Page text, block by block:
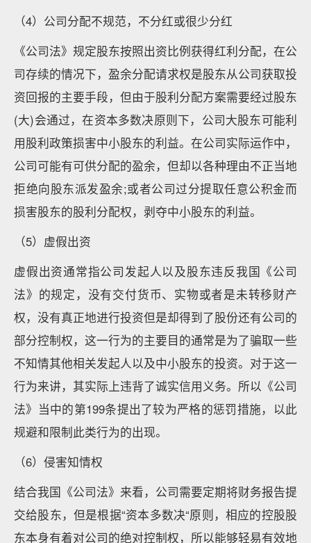
（4）公司分配不规范，不分红或很少分红
《公司法》规定股东按照出资比例获得红利分配，在公
司存续的情况下，盈余分配请求权是股东从公司获取投
资回报的主要手段，但由于股利分配方案需要经过股东
(大)会通过，在资本多数决原则下，公司大股东可能利
用股利政策损害中小股东的利益。在公司实际运作中，
公司可能有可供分配的盈余，但却以各种理由不正当地
拒绝向股东派发盈余;或者公司过分提取任意公积金而
损害股东的股利分配权，剥夺中小股东的利益。
（5）虚假出资
虚假出资通常指公司发起人以及股东违反我国《公司
法》的规定，没有交付货币、实物或者是未转移财产
权，没有真正地进行投资但是却得到了股份还有公司的
部分控制权，这一行为的主要目的通常是为了骗取一些
不知情其他相关发起人以及中小股东的投资。对于这一
行为来讲，其实际上违背了诚实信用义务。所以《公司
法》当中的第199条提出了较为严格的惩罚措施，以此
规避和限制此类行为的出现。
（6）侵害知情权
结合我国《公司法》来看，公司需要定期将财务报告提
交给股东，但是根据“资本多数决“原则，相应的控股股
东本身有着对公司的绝对控制权，所以能够轻易有效地